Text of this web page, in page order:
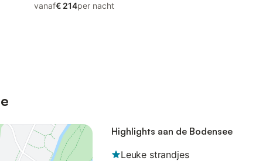
vanaf€ 214per nacht
Highlights aan de Bodensee
Leuke strandjes